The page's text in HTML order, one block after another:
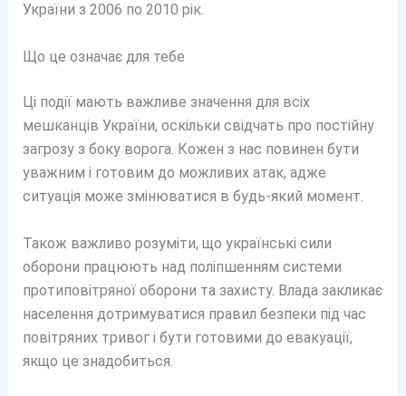
України з 2006 по 2010 рік.
Що це означає для тебе
Ці події мають важливе значення для всіх
мешканців України, оскільки свідчать про постійну
загрозу з боку ворога. Кожен з нас повинен бути
уважним і готовим до можливих атак, адже
ситуація може змінюватися в будь-який момент.
Також важливо розуміти, що українські сили
оборони працюють над поліпшенням системи
протиповітряної оборони та захисту. Влада закликає
населення дотримуватися правил безпеки під час
повітряних тривог і бути готовими до евакуації,
якщо це знадобиться.